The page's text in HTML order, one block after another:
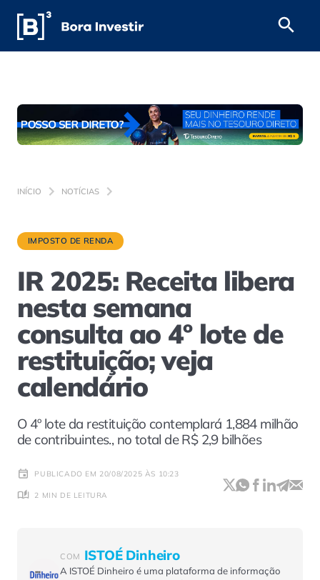
INÍCIO NOTÍCIAS
IMPOSTO DE RENDA
IR 2025: Receita libera
nesta semana
consulta ao 4º lote de
restituição; veja
calendário
O 4º lote da restituição contemplará 1,884 milhão
de contribuintes., no total de R$ 2,9 bilhões
PUBLICADO EM 20/08/2025 ÀS 10:23
2 MIN DE LEITURA
COM ISTOÉ Dinheiro
A ISTOÉ Dinheiro é uma plataforma de informação